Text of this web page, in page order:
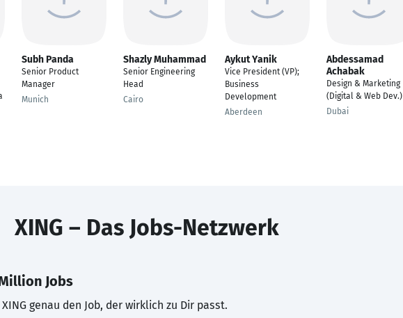
Subh Panda
Senior Product
Manager
Munich
Shazly Muhammad
Senior Engineering
Head
Cairo
Aykut Yanik
Vice President (VP);
Business
Development
Aberdeen
Abdessamad
Achabak
Design & Marketing
(Digital & Web Dev.)
Dubai
XING – Das Jobs-Netzwerk
Jobs
genau den Job, der wirklich zu Dir passt.